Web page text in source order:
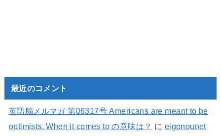
最近のコメント
英語脳メルマガ 第06317号 Americans are meant to be
optimists. When it comes to の意味は？ に eigonounet